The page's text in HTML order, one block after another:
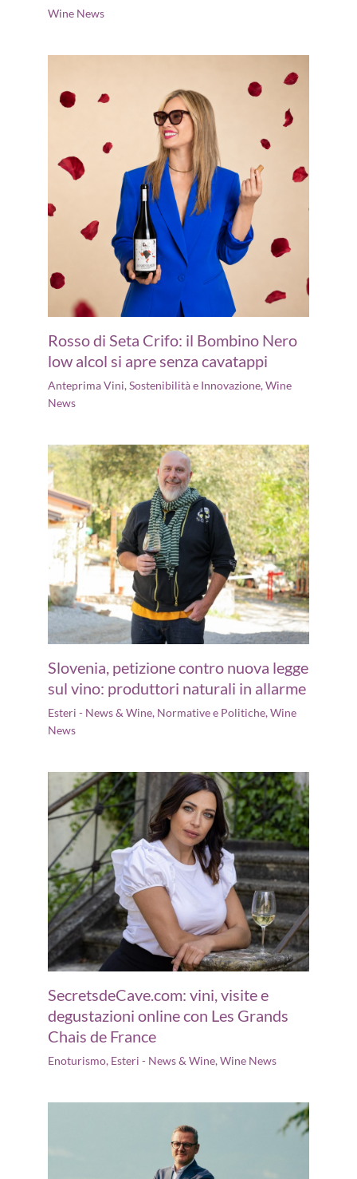
Wine News
Rosso di Seta Crifo: il Bombino Nero
low alcol si apre senza cavatappi
Anteprima Vini,Sostenibilità e Innovazione,Wine
News
Slovenia, petizione contro nuova legge
sul vino: produttori naturali in allarme
Esteri - News & Wine, Normative e Politiche,Wine
News
SecretsdeCave.com: vini, visite e
degustazioni online con Les Grands
Chais de France
Enoturismo, Esteri - News & Wine,Wine News